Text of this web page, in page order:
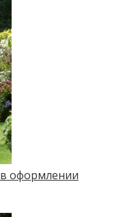
оформлении